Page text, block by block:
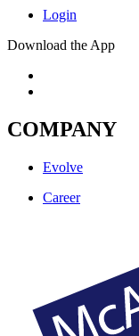
Login
Download the App
COMPANY
Evolve
Career